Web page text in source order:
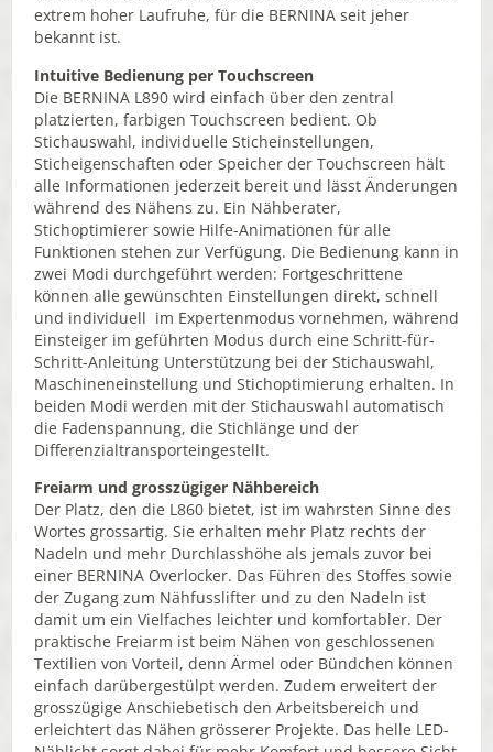
extrem hoher Laufruhe, für die BERNINA seit jeher
bekannt ist.
Intuitive Bedienung per Touchscreen
Die BERNINA L890 wird einfach über den zentral
platzierten, farbigen Touchscreen bedient. Ob
Stichauswahl, individuelle Sticheinstellungen,
Sticheigenschaften oder Speicher der Touchscreen hält
alle Informationen jederzeit bereit und lässt Änderungen
während des Nähens zu. Ein Nähberater,
Stichoptimierer sowie Hilfe-Animationen für alle
Funktionen stehen zur Verfügung. Die Bedienung kann in
zwei Modi durchgeführt werden: Fortgeschrittene
können alle gewünschten Einstellungen direkt, schnell
und individuell im Expertenmodus vornehmen, während
Einsteiger im geführten Modus durch eine Schritt-für-
Schritt-Anleitung Unterstützung bei der Stichauswahl,
Maschineneinstellung und Stichoptimierung erhalten. In
beiden Modi werden mit der Stichauswahl automatisch
die Fadenspannung, die Stichlänge und der
Differenzialtransporteingestellt.
Freiarm und grosszügiger Nähbereich
Der Platz, den die L860 bietet, ist im wahrsten Sinne des
Wortes grossartig. Sie erhalten mehr Platz rechts der
Nadeln und mehr Durchlasshöhe als jemals zuvor bei
einer BERNINA Overlocker. Das Führen des Stoffes sowie
der Zugang zum Nähfusslifter und zu den Nadeln ist
damit um ein Vielfaches leichter und komfortabler. Der
praktische Freiarm ist beim Nähen von geschlossenen
Textilien von Vorteil, denn Ärmel oder Bündchen können
einfach darübergestülpt werden. Zudem erweitert der
grosszügige Anschiebetisch den Arbeitsbereich und
erleichtert das Nähen grösserer Projekte. Das helle LED-